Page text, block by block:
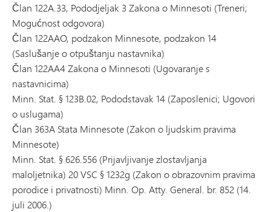
Član 122A.33, Pododjeljak 3 Zakona o Minnesoti (Treneri;
Mogućnost odgovora)
Član 122AAO, podzakon Minnesote, podzakon 14
(Saslušanje o otpuštanju nastavnika)
Član 122AA4 Zakona o Minnesoti (Ugovaranje s
nastavnicima)
Minn. Stat. § 123B.02, Pododstavak 14 (Zaposlenici; Ugovori
o uslugama)
Član 363A Stata Minnesote (Zakon o ljudskim pravima
Minnesote)
Minn. Stat. § 626.556 (Prijavljivanje zlostavljanja
maloljetnika) 20 VSC § 1232g (Zakon o obrazovnim pravima
porodice i privatnosti) Minn. Op. Atty. General. br. 852 (14.
juli 2006.)